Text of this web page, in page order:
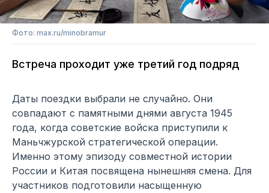
Фото: max.ru/minobramur
Встреча проходит уже третий год подряд
Даты поездки выбрали не случайно. Они
совпадают с памятными днями августа 1945
года, когда советские войска приступили к
Маньчжурской стратегической операции.
Именно этому эпизоду совместной истории
России и Китая посвящена нынешняя смена. Для
участников подготовили насыщенную